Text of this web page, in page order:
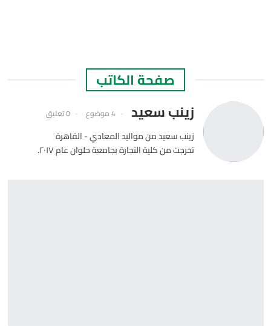
صفحة الكاتب
زينب سعيد
4 موضوع 0 تعليق
زينب سعيد من مواليد المعادي - القاهرة
تخرجت من كلية التجارة بجامعة حلوان عام ٢٠١٧.